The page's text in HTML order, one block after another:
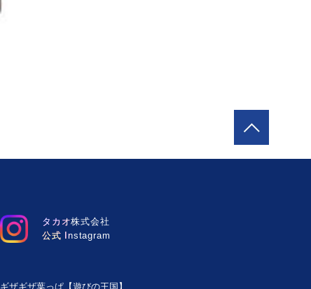
タカオ株式会社
公式 Instagram
ギザギザ葉っぱ【遊びの王国】